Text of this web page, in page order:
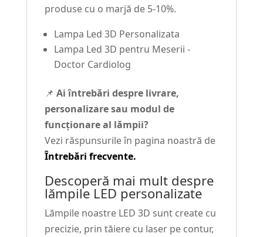
produse cu o marjă de 5-10%.
Lampa Led 3D Personalizata
Lampa Led 3D pentru Meserii -
Doctor Cardiolog
📌 Ai întrebări despre livrare,
personalizare sau modul de
funcționare al lămpii?
Vezi răspunsurile în pagina noastră de
Întrebări frecvente.
Descoperă mai mult despre
lămpile LED personalizate
Lămpile noastre LED 3D sunt create cu
precizie, prin tăiere cu laser pe contur,